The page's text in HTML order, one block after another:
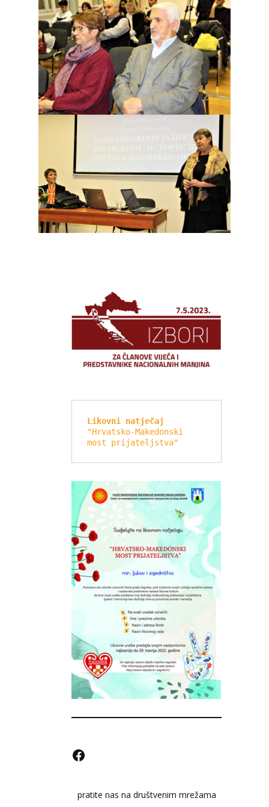
Likovni natječaj
"Hrvatsko-Makedonski
most prijateljstva"
apratite nas na društvenim mrežama